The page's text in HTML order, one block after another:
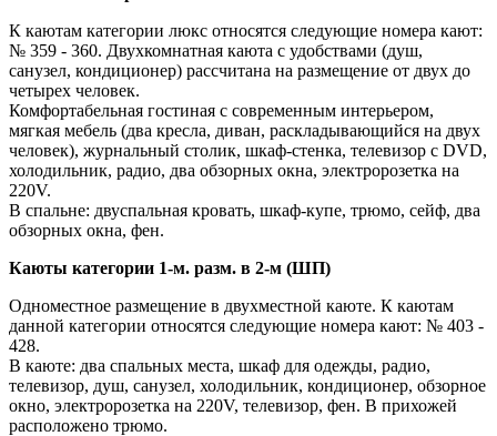
К каютам категории люкс относятся следующие номера кают:
№ 359 - 360. Двухкомнатная каюта с удобствами (душ,
санузел, кондиционер) рассчитана на размещение от двух до
четырех человек.
Комфортабельная гостиная с современным интерьером,
мягкая мебель (два кресла, диван, раскладывающийся на двух
человек), журнальный столик, шкаф-стенка, телевизор c DVD,
холодильник, радио, два обзорных окна, электророзетка на
220V.
В спальне: двуспальная кровать, шкаф-купе, трюмо, сейф, два
обзорных окна, фен.
Каюты категории 1-м. разм. в 2-м (ШП)
Одноместное размещение в двухместной каюте. К каютам
данной категории относятся следующие номера кают: № 403 -
428.
В каюте: два спальных места, шкаф для одежды, радио,
телевизор, душ, санузел, холодильник, кондиционер, обзорное
окно, электророзетка на 220V, телевизор, фен. В прихожей
расположено трюмо.